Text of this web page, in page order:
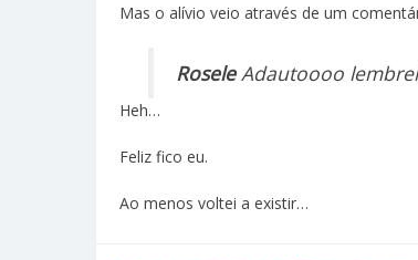
Mas o alívio veio através de um
RoseleAdautoooo
Heh…
Feliz fico eu.
Ao menos voltei a existir…